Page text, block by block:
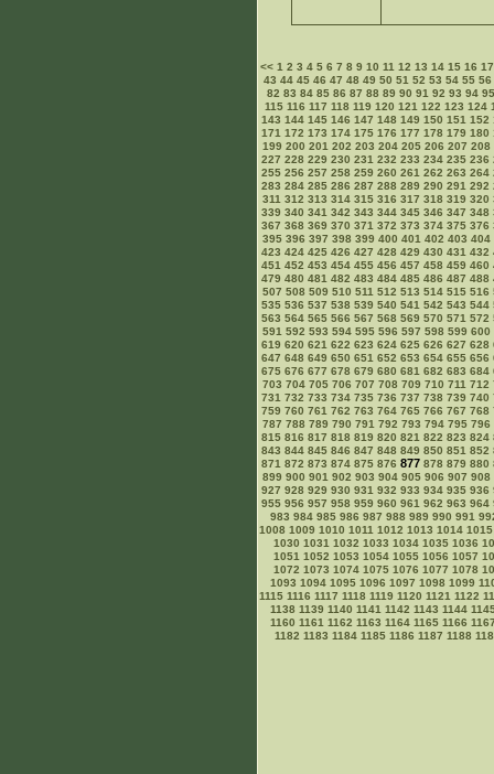
<<1 2 3 4 5 6 7 8 9 10 11 12 13 14 15 16 17
43 44 45 46 47 48 49 50 51 52 53 54 55 56
82 83 84 85 86 87 88 89 90 91 92 93 94 95
115 116 117 118 119 120 121 122 123 124
143 144 145 146 147 148 149 150 151 152
171 172 173 174 175 176 177 178 179 180
199 200 201 202 203 204 205 206 207 208
227 228 229 230 231 232 233 234 235 236
255 256 257 258 259 260 261 262 263 264
283 284 285 286 287 288 289 290 291 292
311 312 313 314 315 316 317 318 319 320
339 340 341 342 343 344 345 346 347 348
367 368 369 370 371 372 373 374 375 376
395 396 397 398 399 400 401 402 403 404
423 424 425 426 427 428 429 430 431 432
451 452 453 454 455 456 457 458 459 460
479 480 481 482 483 484 485 486 487 488
507 508 509 510 511 512 513 514 515 516
535 536 537 538 539 540 541 542 543 544
563 564 565 566 567 568 569 570 571 572
591 592 593 594 595 596 597 598 599 600
619 620 621 622 623 624 625 626 627 628
647 648 649 650 651 652 653 654 655 656
675 676 677 678 679 680 681 682 683 684
703 704 705 706 707 708 709 710 711 712
731 732 733 734 735 736 737 738 739 740
759 760 761 762 763 764 765 766 767 768
787 788 789 790 791 792 793 794 795 796
815 816 817 818 819 820 821 822 823 824
843 844 845 846 847 848 849 850 851 852
871 872 873 874 875 876 877878 879 880
899 900 901 902 903 904 905 906 907 908
927 928 929 930 931 932 933 934 935 936
955 956 957 958 959 960 961 962 963 964
983 984 985 986 987 988 989 990 991
1008 1009 1010 1011 1012 1013 1014 1015
1030 1031 1032 1033 1034 1035 1036
1051 1052 1053 1054 1055 1056 1057
1072 1073 1074 1075 1076 1077 1078
1093 1094 1095 1096 1097 1098 1099
1115 1116 1117 1118 1119 1120 1121 1122
1138 1139 1140 1141 1142 1143 1144
1160 1161 1162 1163 1164 1165 1166
1182 1183 1184 1185 1186 1187 1188